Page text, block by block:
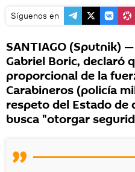
Síguenos en
SANTIAGO (Sputnik)
Gabriel Boric, declaró
proporcional de la
Carabineros (policía
respeto del Estado de
busca "otorgar